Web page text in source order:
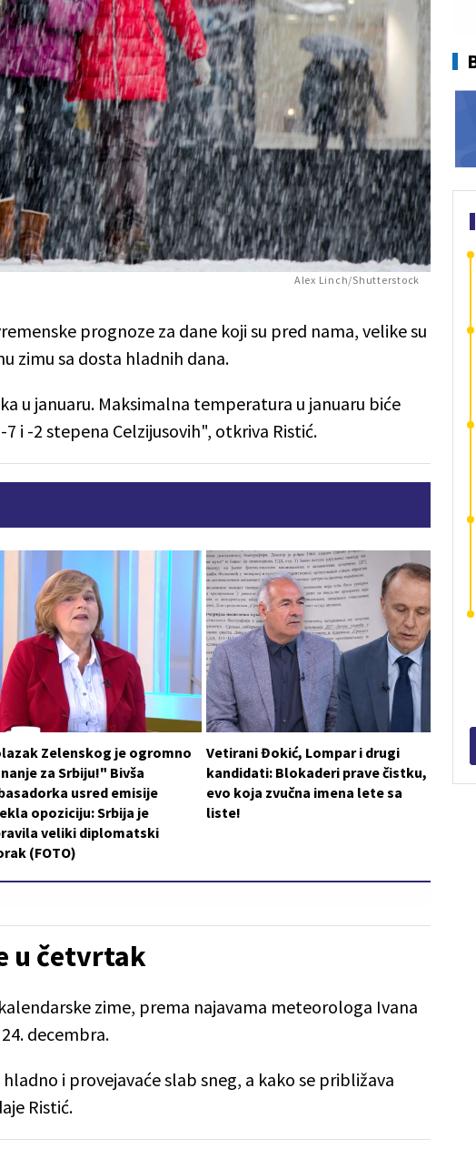
Alex Linch/Shutterstock
prognoze za dane koji su pred nama, velike su
zimu sa dosta hladnih dana.
u januaru. Maksimalna temperatura u januaru biće
i -2 stepena Celzijusovih", otkriva Ristić.
Zelenskog je ogromno
za Srbiju!" Bivša
usred emisije
opoziciju: Srbija je
veliki diplomatski
(FOTO)
Vetirani Đokić, Lompar i drugi
kandidati: Blokaderi prave čistku,
evo koja zvučna imena lete sa
liste!
u četvrtak
zime, prema najavama meteorologa Ivana
decembra.
i provejavaće slab sneg, a kako se približava
Ristić.